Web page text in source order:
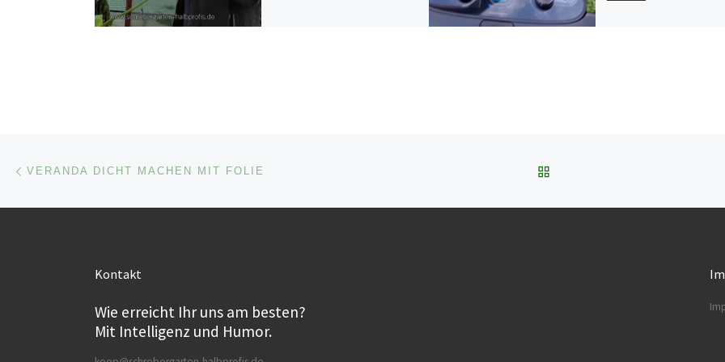
Beitragsnavigation
VERANDA DICHT MACHEN MIT FOLIE
Kontakt
Wie erreicht Ihr uns am besten?
Mit Intelligenz und Humor.